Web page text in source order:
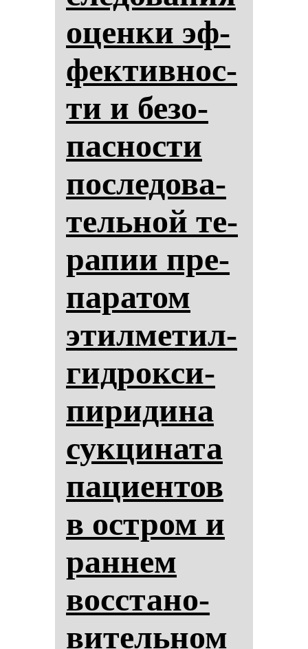
оцен­ки эф­
фек­тив­нос­
ти и бе­зо­
пас­нос­ти
пос­ле­до­ва­
тель­ной те­
ра­пии пре­
па­ра­том
этил­ме­тил­
гид­рок­си­
пи­ри­ди­на
сук­ци­на­та
па­ци­ен­тов
в ос­тром и
ран­нем
вос­ста­но­
ви­тель­ном